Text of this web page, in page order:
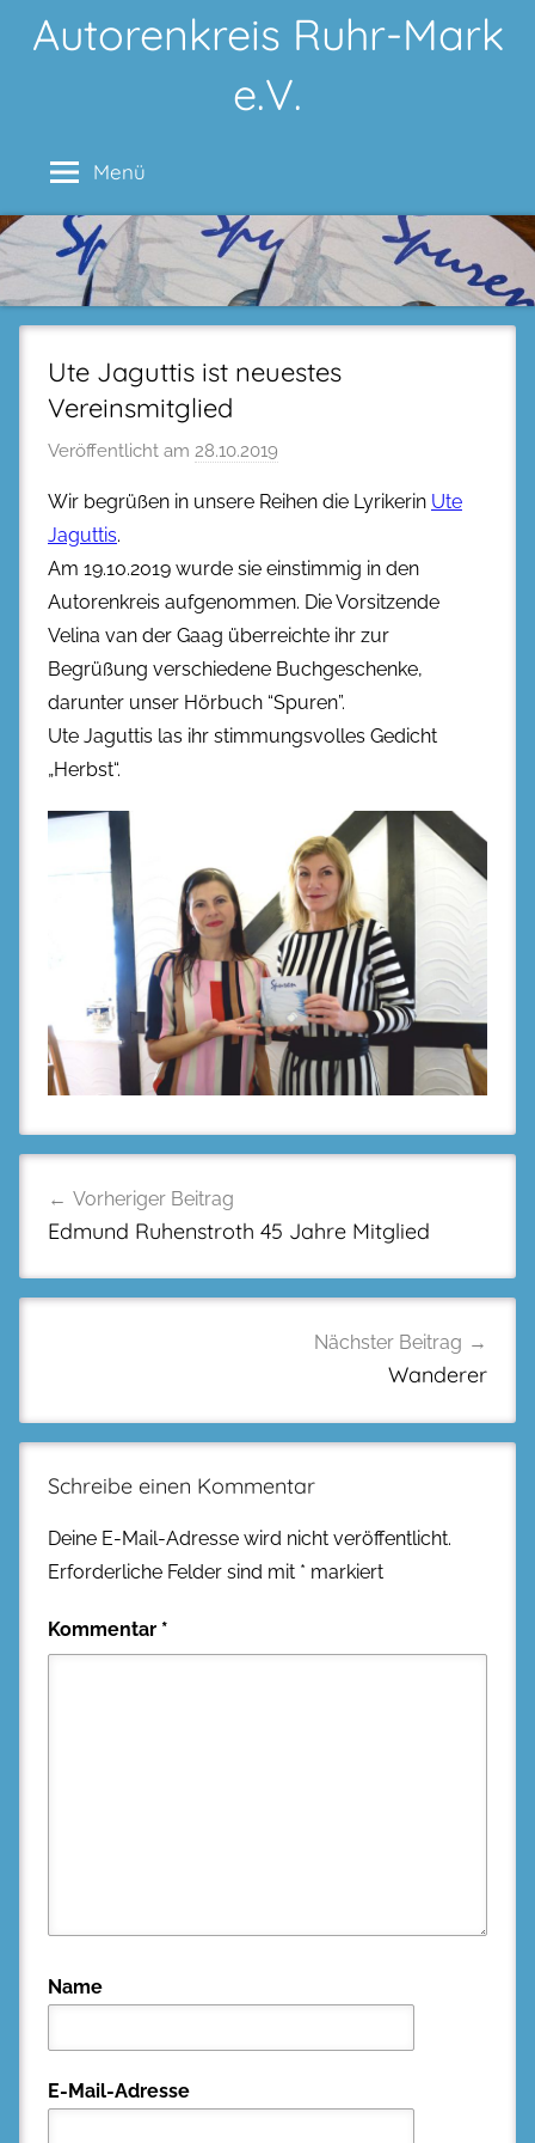
InhaltAutorenkreis Ruhr-Mark
e.V.
Menü
Ute Jaguttis ist neuestes
Vereinsmitglied
Veröffentlicht am 28.10.2019
Wir begrüßen in unsere Reihen die Lyrikerin Ute
Jaguttis.
Am 19.10.2019 wurde sie einstimmig in den
Autorenkreis aufgenommen. Die Vorsitzende
Velina van der Gaag überreichte ihr zur
Begrüßung verschiedene Buchgeschenke,
darunter unser Hörbuch “Spuren”.
Ute Jaguttis las ihr stimmungsvolles Gedicht
„Herbst“.
Vorheriger Beitrag
Edmund Ruhenstroth 45 Jahre Mitglied
Nächster Beitrag
Wanderer
Schreibe einen Kommentar
Deine E-Mail-Adresse wird nicht veröffentlicht.
Erforderliche Felder sind mit * markiert
Kommentar *
Name
E-Mail-Adresse